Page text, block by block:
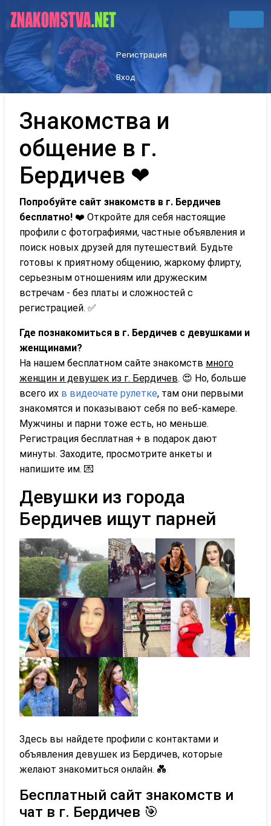
Регистрация
Вход
Знакомства и
общение в г.
Бердичев ❤
Попробуйте сайт знакомств в г. Бердичев
бесплатно! ❤️ Откройте для себя настоящие
профили с фотографиями, частные объявления и
поиск новых друзей для путешествий. Будьте
готовы к приятному общению, жаркому флирту,
серьезным отношениям или дружеским
встречам - без платы и сложностей с
регистрацией. ✅
Где познакомиться в г. Бердичев с девушками и
женщинами?
На нашем бесплатном сайте знакомств много
женщин и девушек из г. Бердичев. 😍 Но, больше
всего их в видеочате рулетке, там они первыми
знакомятся и показывают себя по веб-камере.
Мужчины и парни тоже есть, но меньше.
Регистрация бесплатная + в подарок дают
минуты. Заходите, просмотрите анкеты и
напишите им. 💌
Девушки из города
Бердичев ищут парней
Здесь вы найдете профили с контактами и
объявления девушек из Бердичев, которые
желают знакомиться онлайн. 💑
Бесплатный сайт знакомств и
чат в г. Бердичев 🎯